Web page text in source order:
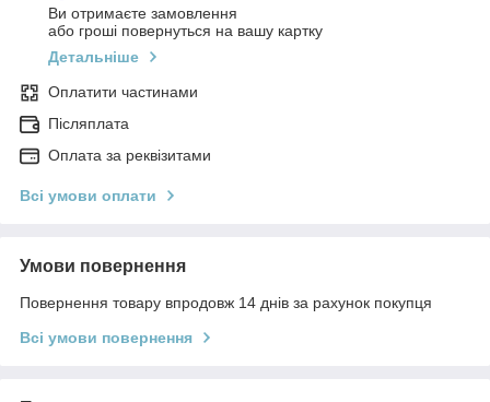
Ви отримаєте замовлення
або гроші повернуться на вашу картку
Детальніше
Оплатити частинами
Післяплата
Оплата за реквізитами
Всі умови оплати
Умови повернення
Повернення товару впродовж 14 днів за рахунок покупця
Всі умови повернення